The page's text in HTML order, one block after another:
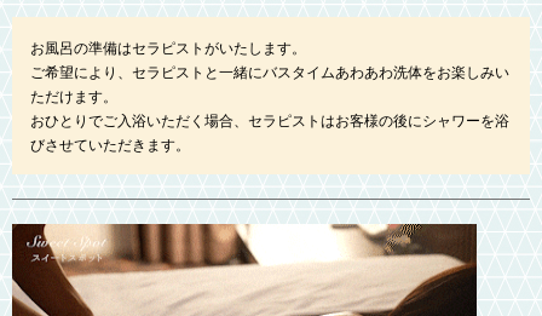
お風呂の準備はセラピストがいたします。
ご希望により、セラピストと一緒にバスタイムあわあわ洗体をお楽しみい
ただけます。
おひとりでご入浴いただく場合、セラピストはお客様の後にシャワーを浴
びさせていただきます。